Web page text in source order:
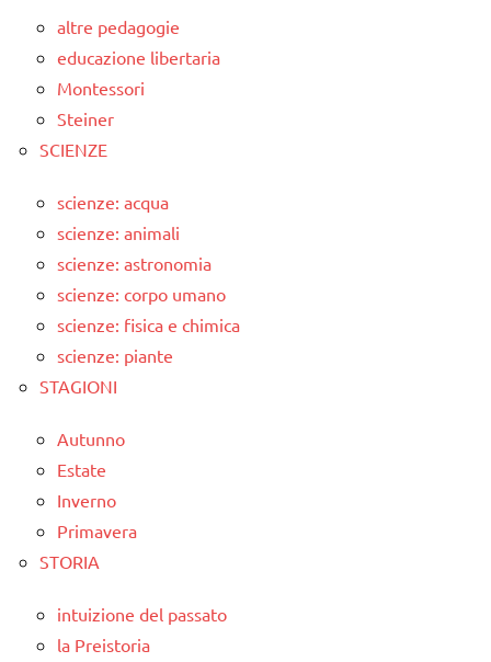
altre pedagogie
educazione libertaria
Montessori
Steiner
SCIENZE
scienze: acqua
scienze: animali
scienze: astronomia
scienze: corpo umano
scienze: fisica e chimica
scienze: piante
STAGIONI
Autunno
Estate
Inverno
Primavera
STORIA
intuizione del passato
la Preistoria